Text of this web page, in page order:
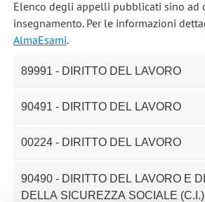
Elenco degli appelli pubblicati sino ad
insegnamento. Per le informazioni
AlmaEsami.
89991 - DIRITTO DEL LAVORO
90491 - DIRITTO DEL LAVORO
00224 - DIRITTO DEL LAVORO
90490 - DIRITTO DEL LAVORO E
DELLA SICUREZZA SOCIALE (C.I.)